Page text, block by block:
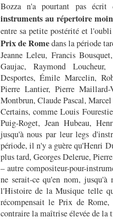
Bozza n'a pourtant pas
instruments au répertoire
entre sa petite postérité et
Prix de Romedans la période
Jeanne Leleu, Francis
Gaujac, Raymond Loucheur,
Desportes, Émile Marcelin,
Pierre Lantier, Pierre Maillard-
Montbrun, Claude Pascal,
Certains, comme Louis
Puig-Roget, Jean Hubeau,
jusqu'à nous par leur legs
période, il n'y a guère qu'Henri
plus tard, Georges Delerue,
– autre compositeur-pour-
ne serait-ce qu'en nom,
l'Histoire de la Musique telle
récompensait le Prix de
contraire la maîtrise élevée de la